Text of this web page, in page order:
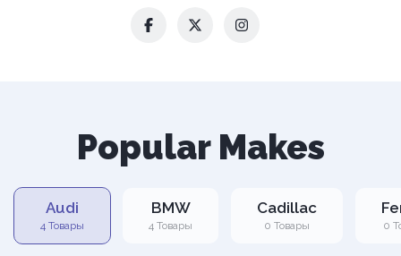
Popular Makes
Audi
4 Товары
BMW
4 Товары
Cadillac
0 Товары 0